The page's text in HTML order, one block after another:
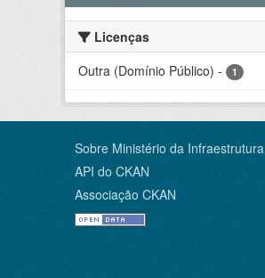
Licenças
Outra (Domínio Público) - 1
Sobre Ministério da Infraestrutura
API do CKAN
Associação CKAN